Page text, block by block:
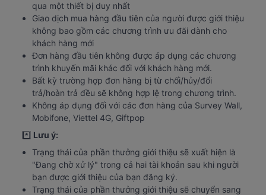
qua một thiết bị duy nhất
Giao dịch mua hàng đầu tiên của người được giới thiệu
không bao gồm các chương trình ưu đãi dành cho
khách hàng mới
Đơn hàng đầu tiên không được áp dụng các chương
trình khuyến mãi khác đối với khách hàng mới.
Bất kỳ trường hợp đơn hàng bị từ chối/hủy/đổi
trả/hoàn trả đều sẽ không hợp lệ trong chương trình.
Không áp dụng đối với các đơn hàng của Survey Wall,
Mobifone, Viettel 4G, Giftpop
*️⃣ Lưu ý:
Trạng thái của phần thưởng giới thiệu sẽ xuất hiện là
"Đang chờ xử lý" trong cả hai tài khoản sau khi người
bạn được giới thiệu của bạn đăng ký.
Trạng thái của phần thưởng giới thiệu sẽ chuyển sang